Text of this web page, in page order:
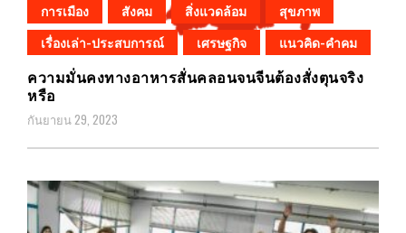
การเมือง
สังคม สิ่งแวดล้อม
สุขภาพ
เรื่องเล่า-ประสบการณ์
เศรษฐกิจ แนวคิด-คำคม
ความมั่นคงทางอาหารสั่นคลอนจนจีนต้องสั่งตุนจริง
หรือ
กันยายน 29, 2023